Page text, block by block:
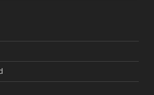
Besucher
– Die Hermann-Hesse-Bahn
– Spektakuläre Showcars,